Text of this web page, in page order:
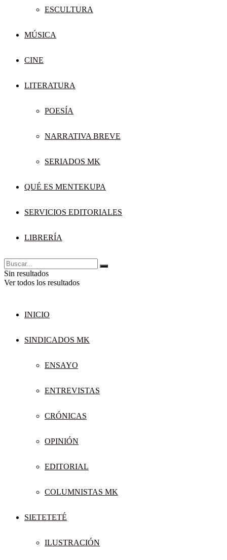
ESCULTURA
MÚSICA
CINE
LITERATURA
POESÍA
NARRATIVA BREVE
SERIADOS MK
QUÉ ES MENTEKUPA
SERVICIOS EDITORIALES
LIBRERÍA
Sin resultados
Ver todos los resultados
INICIO
SINDICADOS MK
ENSAYO
ENTREVISTAS
CRÓNICAS
OPINIÓN
EDITORIAL
COLUMNISTAS MK
SIETETETÉ
ILUSTRACIÓN